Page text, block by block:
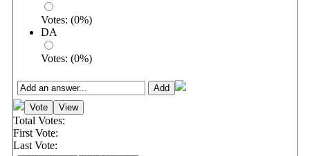
Votes: (0%)
DA
Votes: (0%)
Total Votes:
First Vote:
Last Vote: